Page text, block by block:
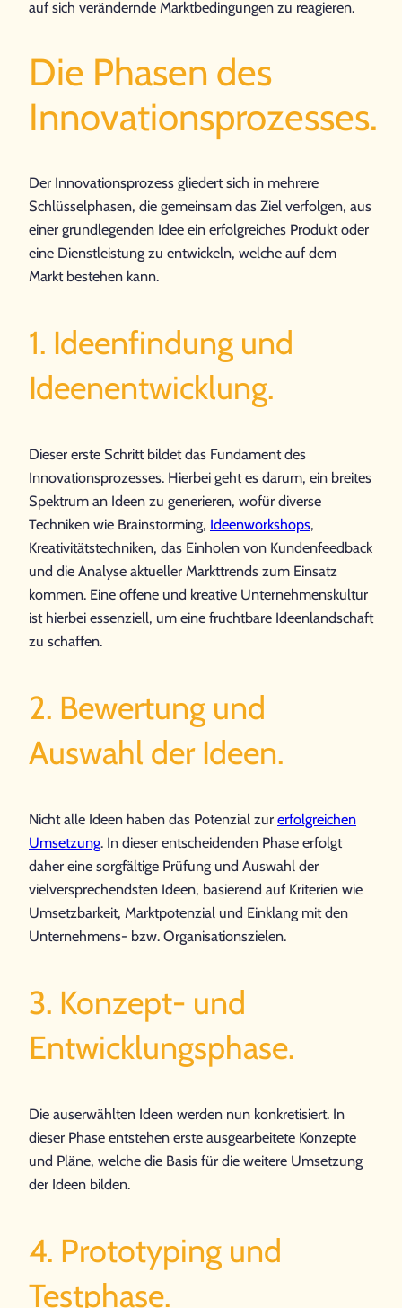
auf sich verändernde Marktbedingungen zu reagieren.
Die Phasen des
Innovationsprozesses.
Der Innovationsprozess gliedert sich in mehrere
Schlüsselphasen, die gemeinsam das Ziel verfolgen, aus
einer grundlegenden Idee ein erfolgreiches Produkt oder
eine Dienstleistung zu entwickeln, welche auf dem
Markt bestehen kann.
1. Ideenfindung und
Ideenentwicklung.
Dieser erste Schritt bildet das Fundament des
Innovationsprozesses. Hierbei geht es darum, ein breites
Spektrum an Ideen zu generieren, wofür diverse
Techniken wie Brainstorming, Ideenworkshops,
Kreativitätstechniken, das Einholen von Kundenfeedback
und die Analyse aktueller Markttrends zum Einsatz
kommen. Eine offene und kreative Unternehmenskultur
ist hierbei essenziell, um eine fruchtbare Ideenlandschaft
zu schaffen.
2. Bewertung und
Auswahl der Ideen.
Nicht alle Ideen haben das Potenzial zur erfolgreichen
Umsetzung. In dieser entscheidenden Phase erfolgt
daher eine sorgfältige Prüfung und Auswahl der
vielversprechendsten Ideen, basierend auf Kriterien wie
Umsetzbarkeit, Marktpotenzial und Einklang mit den
Unternehmens- bzw. Organisationszielen.
3. Konzept- und
Entwicklungsphase.
Die auserwählten Ideen werden nun konkretisiert. In
dieser Phase entstehen erste ausgearbeitete Konzepte
und Pläne, welche die Basis für die weitere Umsetzung
der Ideen bilden.
4. Prototyping und
Testphase.